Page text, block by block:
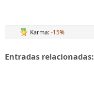
Karma:-15%
Entradas relacionadas: